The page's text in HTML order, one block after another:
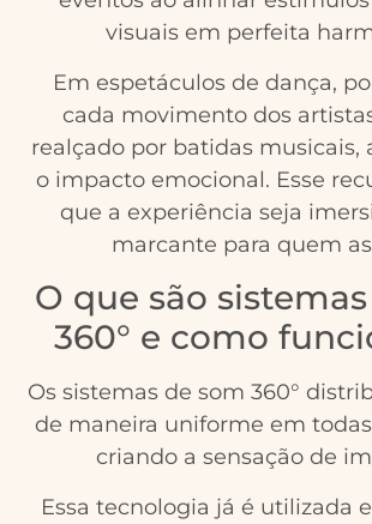
visuais em perfeita
Em espetáculos de dança,
cada movimento dos
realçado por batidas musicais,
o impacto emocional. Esse
que a experiência seja
marcante para quem
O que são
360° e como
Os sistemas de som 360°
de maneira uniforme em
criando a sensação de
Essa tecnologia já é utilizada